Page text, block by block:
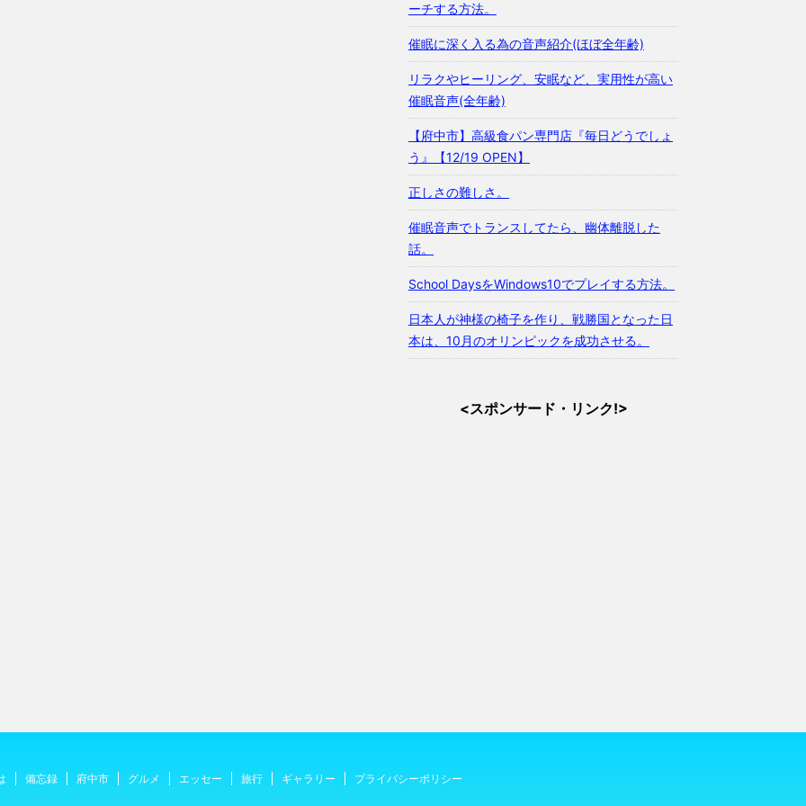
ーチする方法。
催眠に深く入る為の音声紹介(ほぼ全年齢)
リラクやヒーリング、安眠など、実用性が高い
催眠音声(全年齢)
【府中市】高級食パン専門店『毎日どうでしょ
う』【12/19 OPEN】
正しさの難しさ。
催眠音声でトランスしてたら、幽体離脱した
話。
School DaysをWindows10でプレイする方法。
日本人が神様の椅子を作り、戦勝国となった日
本は、10月のオリンピックを成功させる。
<スポンサード・リンク!>
備忘録 府中市 グルメ エッセー 旅行 ギャラリー プライバシーポリシー